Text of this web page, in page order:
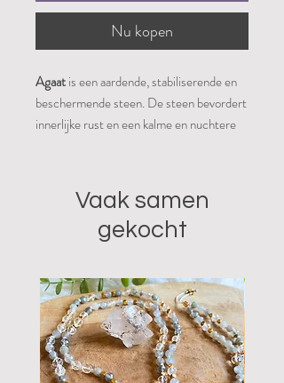
Nu kopen
Agaatis een aardende, stabiliserende en
beschermende steen. De steen bevordert
innerlijke rust en een kalme en nuchtere
zelfreflectie en spoort aan even afstand te
nemen en alles wat objectiever te
bekijken. Het bevordert rationeel en
analytisch vermogen en helpt daarom om
praktische oplossingen te vinden voor
problemen. Agaat beschermt het aura,
geeft een veilig gevoel en brengt balans in
lichaam, ziel en geest. Fysiek is agaat een
Vaak samen
gekocht